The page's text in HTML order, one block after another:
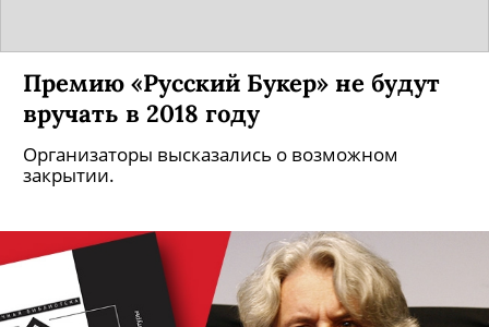
Премию «Русский Букер» не будут
вручать в 2018 году
Организаторы высказались о возможном
закрытии.